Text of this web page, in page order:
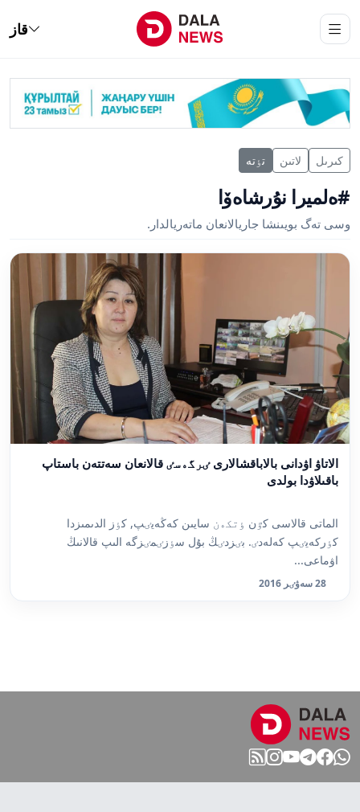
قاز
كىرىل لاتىن تٶتە
#ەلميرا نۇرشاەۆا
وسى تەگ بويىنشا جاريالانعان ماتەريالدار.
الاتاۋ اۋدانى بالاباقشالارى ٸرگەسٸ قالانعان سەتتەن باستاپ
باقىلاۋدا بولدى
الماتى قالاسى كٷن ٶتكەن سايىن كەڭەيٸپ, كٶز الدىمىزدا
كٶركەيٸپ كەلەدٸ. بٸزدٸڭ بۇل سٶزٸمٸزگە الىپ قالانىڭ
اۋماعى...
28 سەۋٸر 2016